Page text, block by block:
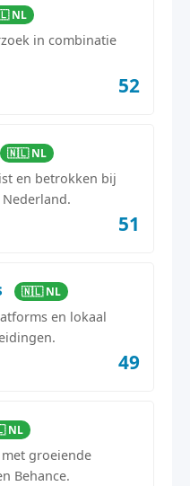
NL
in combinatie
52
🇳🇱 NL
en betrokken bij
51
🇳🇱 NL
en lokaal
49
NL
groeiende
Behance.